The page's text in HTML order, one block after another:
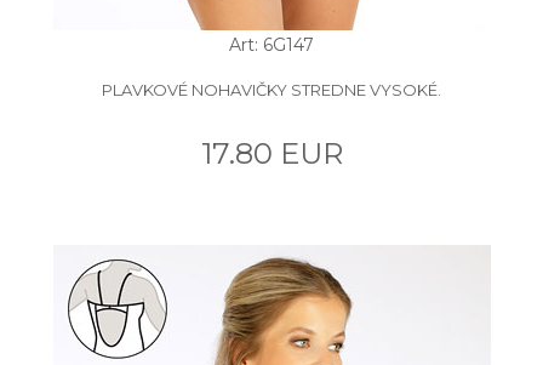
Art: 6G147
PLAVKOVÉ NOHAVIČKY STREDNE VYSOKÉ.
17.80 EUR